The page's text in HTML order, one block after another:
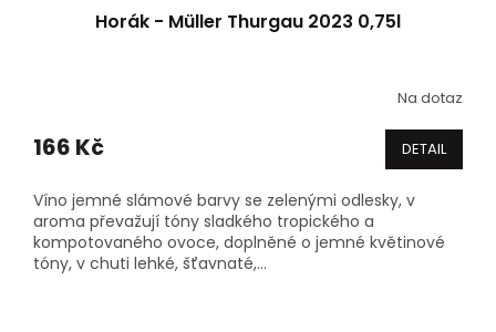
Horák - Müller Thurgau 2023 0,75l
produktu
z
5
hvězdiček.
Na dotaz
166 Kč DETAIL
Víno jemné slámové barvy se zelenými odlesky, v
aroma převažují tóny sladkého tropického a
kompotovaného ovoce, doplněné o jemné květinové
tóny, v chuti lehké, šťavnaté,...